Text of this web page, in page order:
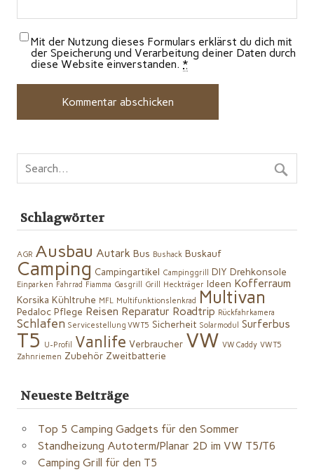
Mit der Nutzung dieses Formulars erklärst du dich mit
der Speicherung und Verarbeitung deiner Daten durch
diese Website einverstanden. *
Schlagwörter
AGR Ausbau Autark Bus Bushack Buskauf
Camping Campingartikel Campinggrill DIY Drehkonsole
Einparken Fahrrad Fiamma Gasgrill Grill Heckträger Ideen Kofferraum
Korsika Kühltruhe MFL Multifunktionslenkrad Multivan
Pedaloc Pflege Reisen Reparatur Roadtrip Rückfahrkamera
Schlafen Servicestellung VW T5 Sicherheit Solarmodul Surferbus
T5 U-Profil Vanlife Verbraucher VW VW Caddy VW T5
Zahnriemen Zubehör Zweitbatterie
Neueste Beiträge
Top 5 Camping Gadgets für den Sommer
Standheizung Autoterm/Planar 2D im VW T5/T6
Camping Grill für den T5